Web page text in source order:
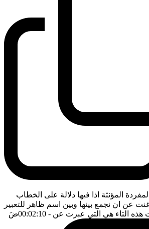
المؤنثة اذا فيها دلالة على الخطاب
عن ان نجمع بينها وبين اسم ظاهر للتعبير
هذه التاء هي التي عبرت عن - 00:02:10 ضَ